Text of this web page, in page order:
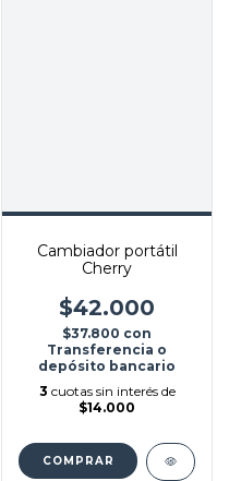
Cambiador portátil
Cherry
$42.000
$37.800 con
Transferencia o
depósito bancario
3 cuotas sin interés de
$14.000